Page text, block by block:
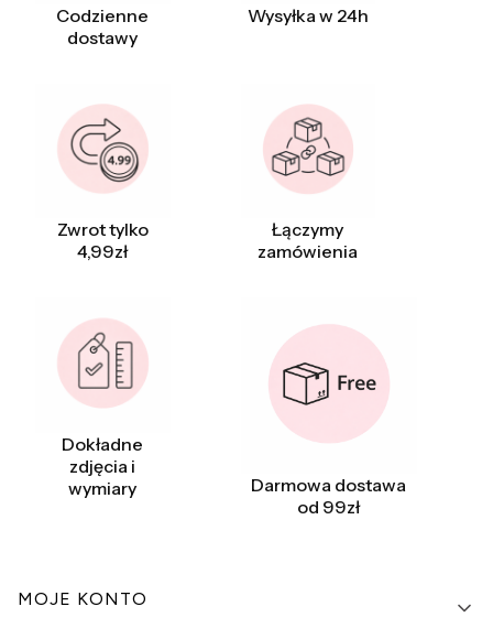
Codzienne
dostawy
Wysyłka w 24h
Zwrot tylko
4,99zł
Łączymy
zamówienia
Dokładne
zdjęcia i
wymiary
Darmowa dostawa
od 99zł
Linki w stopce
MOJE KONTO